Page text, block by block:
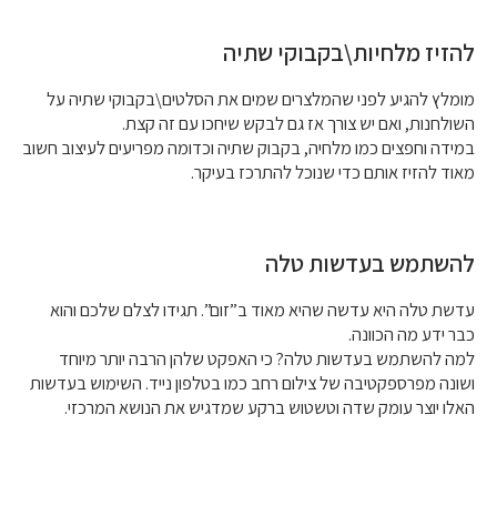
להזיז מלחיות\בקבוקי שתיה
מומלץ להגיע לפני שהמלצרים שמים את הסלטים\בקבוקי שתיה על
השולחנות, ואם יש צורך אז גם לבקש שיחכו עם זה קצת.
במידה וחפצים כמו מלחיה, בקבוק שתיה וכדומה מפריעים לעיצוב חשוב
מאוד להזיז אותם כדי שנוכל להתרכז בעיקר.
להשתמש בעדשות טלה
עדשת טלה היא עדשה שהיא מאוד ב”זום”. תגידו לצלם שלכם והוא
כבר ידע מה הכוונה.
למה להשתמש בעדשות טלה? כי האפקט שלהן הרבה יותר מיוחד
ושונה מפרספקטיבה של צילום רחב כמו בטלפון נייד. השימוש בעדשות
האלו יוצר עומק שדה וטשטוש ברקע שמדגיש את הנושא המרכזי.